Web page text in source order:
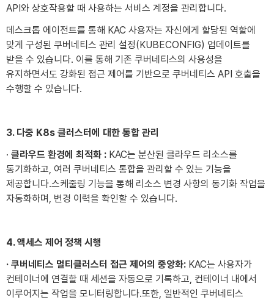
API와 상호작용할 때 사용하는 서비스 계정을 관리합니다.
데스크톱 에이전트를 통해 KAC 사용자는 자신에게 할당된 역할에
맞게 구성된 쿠버네티스 관리 설정(KUBECONFIG) 업데이트를
받을 수 있습니다. 이를 통해 기존 쿠버네티스의 사용성을
유지하면서도 강화된 접근 제어를 기반으로 쿠버네티스 API 호출을
수행할 수 있습니다.
3. 다중 K8s 클러스터에 대한 통합 관리
· 클라우드 환경에 최적화 : KAC는 분산된 클라우드 리소스를
동기화하고, 여러 쿠버네티스 통합을 관리할 수 있는 기능을
제공합니다.스케줄링 기능을 통해 리소스 변경 사항의 동기화 작업을
자동화하며, 변경 이력을 확인할 수 있습니다.
4. 액세스 제어 정책 시행
· 쿠버네티스 멀티클러스터 접근 제어의 중앙화: KAC는 사용자가
컨테이너에 연결할 때 세션을 자동으로 기록하고, 컨테이너 내에서
이루어지는 작업을 모니터링합니다.또한, 일반적인 쿠버네티스